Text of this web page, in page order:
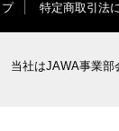
特定商取引法
当社はJAWA事業部